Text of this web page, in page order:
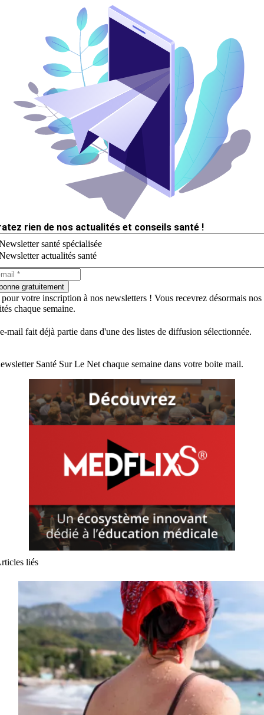
rien de nos actualités et conseils santé !
santé spécialisée
actualités santé
gratuitement
votre inscription à nos newsletters ! Vous recevrez désormais nos
chaque semaine.
mail fait déjà partie dans d'une des listes de diffusion sélectionnée.
Santé Sur Le Net chaque semaine dans votre boite mail.
liés